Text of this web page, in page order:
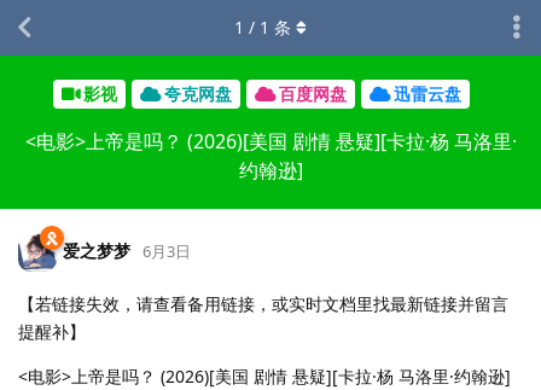
影视 夸克网盘 百度网盘 迅雷云盘
<电影>上帝是吗？ (2026)[美国 剧情 悬疑][卡拉·杨 马洛里·
约翰逊]
1 / 1 条
爱之梦梦 6月3日
【若链接失效，请查看备用链接，或实时文档里找最新链接并留言
提醒补】
<电影>上帝是吗？ (2026)[美国 剧情 悬疑][卡拉·杨 马洛里·约翰逊]